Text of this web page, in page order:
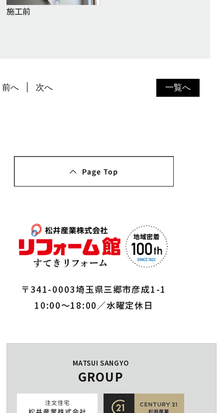
施工前
一覧へ
前へ 次へ
〒341-0003埼玉県三郷市彦成1-1
10:00～18:00／水曜定休日
MATSUI SANGYO
GROUP